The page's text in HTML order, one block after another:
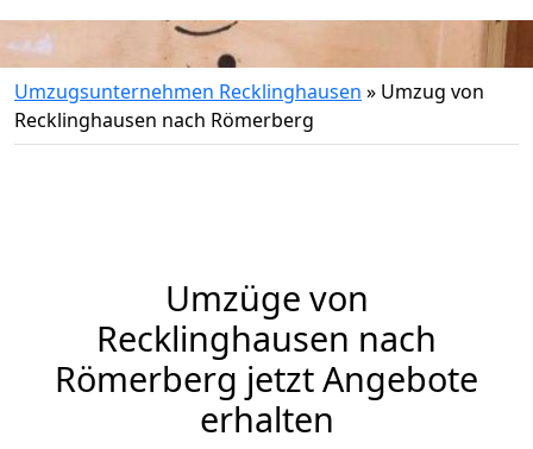
Umzugsunternehmen Recklinghausen » Umzug von
Recklinghausen nach Römerberg
Umzüge von
Recklinghausen nach
Römerberg jetzt Angebote
erhalten